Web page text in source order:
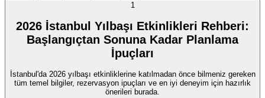
1
2026 İstanbul Yılbaşı Etkinlikleri Rehberi:
Başlangıçtan Sonuna Kadar Planlama
İpuçları
İstanbul'da 2026 yılbaşı etkinliklerine katılmadan önce bilmeniz gereken
tüm temel bilgiler, rezervasyon ipuçları ve en iyi deneyim için hazırlık
önerileri burada.